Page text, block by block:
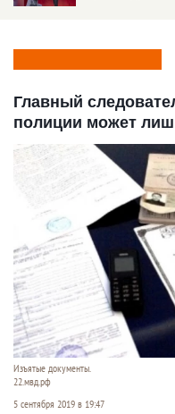
Главный
полиции может
Изъятые документы.
22.мвд.рф
5 сентября 2019 в 19:47